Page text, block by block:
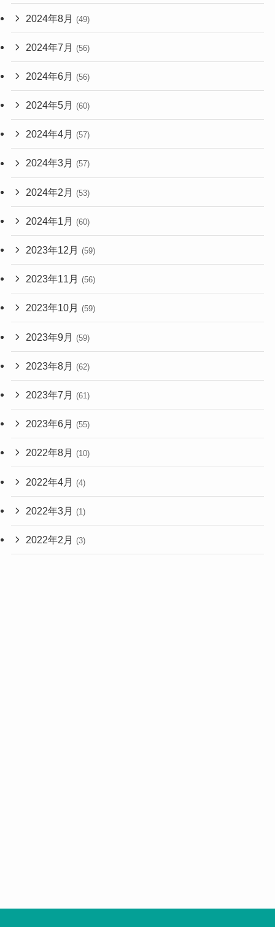
2024年8月 (49)
2024年7月 (56)
2024年6月 (56)
2024年5月 (60)
2024年4月 (57)
2024年3月 (57)
2024年2月 (53)
2024年1月 (60)
2023年12月 (59)
2023年11月 (56)
2023年10月 (59)
2023年9月 (59)
2023年8月 (62)
2023年7月 (61)
2023年6月 (55)
2022年8月 (10)
2022年4月 (4)
2022年3月 (1)
2022年2月 (3)